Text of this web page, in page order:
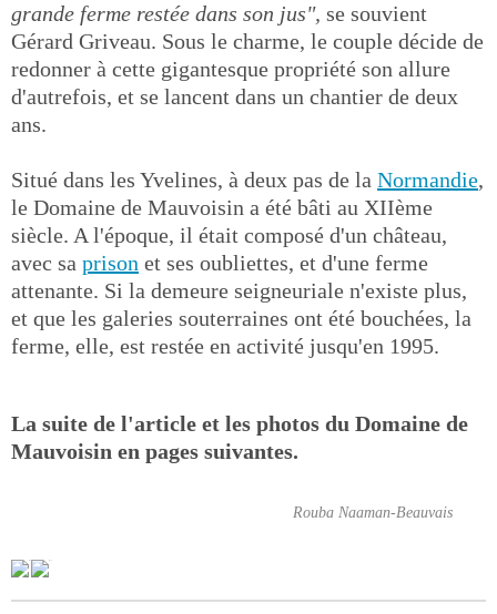
grande ferme restée dans son jus", se souvient
Gérard Griveau. Sous le charme, le couple décide de
redonner à cette gigantesque propriété son allure
d'autrefois, et se lancent dans un chantier de deux
ans.
Situé dans les Yvelines, à deux pas de la Normandie,
le Domaine de Mauvoisin a été bâti au XIIème
siècle. A l'époque, il était composé d'un château,
avec sa prison et ses oubliettes, et d'une ferme
attenante. Si la demeure seigneuriale n'existe plus,
et que les galeries souterraines ont été bouchées, la
ferme, elle, est restée en activité jusqu'en 1995.
La suite de l'article et les photos du Domaine de
Mauvoisin en pages suivantes.
Rouba Naaman-Beauvais